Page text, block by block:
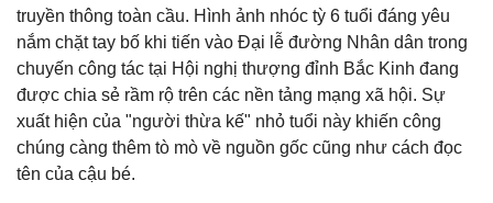
truyền thông toàn cầu. Hình ảnh nhóc tỳ 6 tuổi đáng yêu
nắm chặt tay bố khi tiến vào Đại lễ đường Nhân dân trong
chuyến công tác tại Hội nghị thượng đỉnh Bắc Kinh đang
được chia sẻ rầm rộ trên các nền tảng mạng xã hội. Sự
xuất hiện của "người thừa kế" nhỏ tuổi này khiến công
chúng càng thêm tò mò về nguồn gốc cũng như cách đọc
tên của cậu bé.